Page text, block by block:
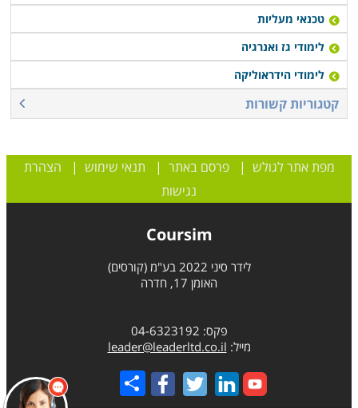
טכנאי מעליות
לימודי גז ואנרגיה
לימודי הידראוליקה
קטגוריות קשורות
מפת אתר לגולש |פרסם באתר | תנאי שימוש | הצהרת
נגישות
Coursim
לידר סיני 2022 בע"מ (קורסים)
האומן 17, חדרה
פקס: 04-6323192
מייל: leader@leaderltd.co.il
Share